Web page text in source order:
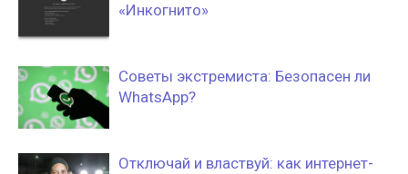
«Инкогнито»
Советы экстремиста: Безопасен ли
WhatsApp?
Отключай и властвуй: как интернет-